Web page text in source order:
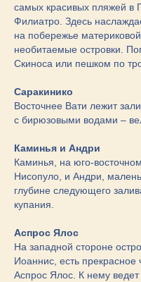
самых красивых пляжей в
Филиатро. Здесь
на побережье
необитаемые островки.
Скиноса или пешком по
Саракинико
Восточнее Вати лежит
с бирюзовыми водами –
Каминья и Андри
Каминья, на юго-
Нисопуло, и Андри,
глубине следующего
купания.
Аспрос Ялос
На западной стороне
Иоаннис, есть
Аспрос Ялос. К нему ведет